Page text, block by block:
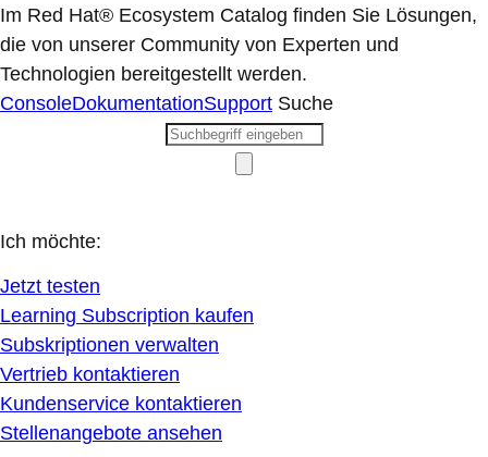
Im Red Hat® Ecosystem Catalog finden Sie Lösungen,
die von unserer Community von Experten und
Technologien bereitgestellt werden.
ConsoleDokumentationSupport Suche
Ich möchte:
Jetzt testen
Learning Subscription kaufen
Subskriptionen verwalten
Vertrieb kontaktieren
Kundenservice kontaktieren
Stellenangebote ansehen